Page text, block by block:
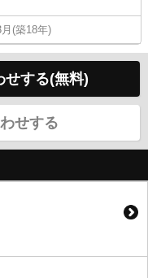
(築18年)
せする(無料)
せする